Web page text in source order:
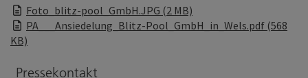
Foto_blitz-pool_GmbH.JPG (2 MB)
PA___Ansiedelung_Blitz-Pool_GmbH_in_Wels.pdf (568
KB)
Pressekontakt